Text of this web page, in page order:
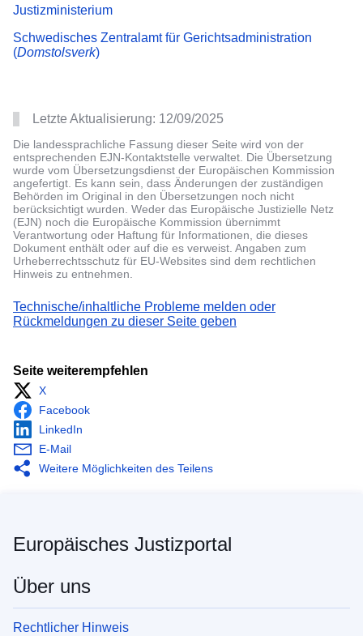
Justizministerium
Schwedisches Zentralamt für Gerichtsadministration
(Domstolsverk)
Letzte Aktualisierung: 12/09/2025
Die landessprachliche Fassung dieser Seite wird von der
entsprechenden EJN-Kontaktstelle verwaltet. Die Übersetzung
wurde vom Übersetzungsdienst der Europäischen Kommission
angefertigt. Es kann sein, dass Änderungen der zuständigen
Behörden im Original in den Übersetzungen noch nicht
berücksichtigt wurden. Weder das Europäische Justizielle Netz
(EJN) noch die Europäische Kommission übernimmt
Verantwortung oder Haftung für Informationen, die dieses
Dokument enthält oder auf die es verweist. Angaben zum
Urheberrechtsschutz für EU-Websites sind dem rechtlichen
Hinweis zu entnehmen.
Technische/inhaltliche Probleme melden oder
Rückmeldungen zu dieser Seite geben
Seite weiterempfehlen
X
Facebook
LinkedIn
E-Mail
Weitere Möglichkeiten des Teilens
Europäisches Justizportal
Über uns
Rechtlicher Hinweis